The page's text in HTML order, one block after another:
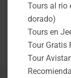
Tours al rio
dorado)
Tours en
Tour Gratis
Tour